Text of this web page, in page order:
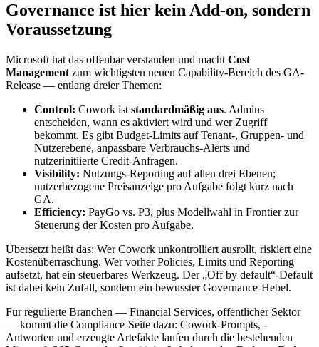
Governance ist hier kein Add-on, sondern
Voraussetzung
Microsoft hat das offenbar verstanden und macht Cost
Management zum wichtigsten neuen Capability-Bereich des GA-
Release — entlang dreier Themen:
Control: Cowork ist standardmäßig aus. Admins
entscheiden, wann es aktiviert wird und wer Zugriff
bekommt. Es gibt Budget-Limits auf Tenant-, Gruppen- und
Nutzerebene, anpassbare Verbrauchs-Alerts und
nutzerinitiierte Credit-Anfragen.
Visibility: Nutzungs-Reporting auf allen drei Ebenen;
nutzerbezogene Preisanzeige pro Aufgabe folgt kurz nach
GA.
Efficiency: PayGo vs. P3, plus Modellwahl in Frontier zur
Steuerung der Kosten pro Aufgabe.
Übersetzt heißt das: Wer Cowork unkontrolliert ausrollt, riskiert eine
Kostenüberraschung. Wer vorher Policies, Limits und Reporting
aufsetzt, hat ein steuerbares Werkzeug. Der „Off by default“-Default
ist dabei kein Zufall, sondern ein bewusster Governance-Hebel.
Für regulierte Branchen — Financial Services, öffentlicher Sektor
— kommt die Compliance-Seite dazu: Cowork-Prompts, -
Antworten und erzeugte Artefakte laufen durch die bestehenden